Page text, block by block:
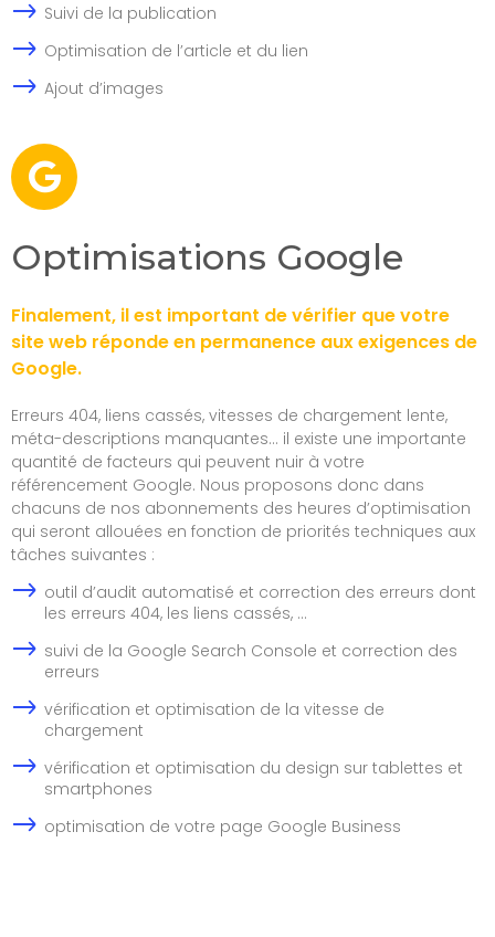
Suivi de la publication
Optimisation de l’article et du lien
Ajout d’images
Optimisations Google
Finalement, il est important de vérifier que votre
site web réponde en permanence aux exigences de
Google.
Erreurs 404, liens cassés, vitesses de chargement lente,
méta-descriptions manquantes… il existe une importante
quantité de facteurs qui peuvent nuir à votre
référencement Google. Nous proposons donc dans
chacuns de nos abonnements des heures d’optimisation
qui seront allouées en fonction de priorités techniques aux
tâches suivantes :
outil d’audit automatisé et correction des erreurs dont
les erreurs 404, les liens cassés, …
suivi de la Google Search Console et correction des
erreurs
vérification et optimisation de la vitesse de
chargement
vérification et optimisation du design sur tablettes et
smartphones
optimisation de votre page Google Business